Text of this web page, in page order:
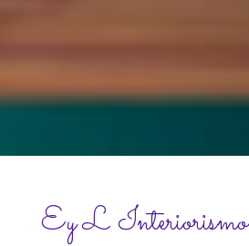
Ey L Interiorismo